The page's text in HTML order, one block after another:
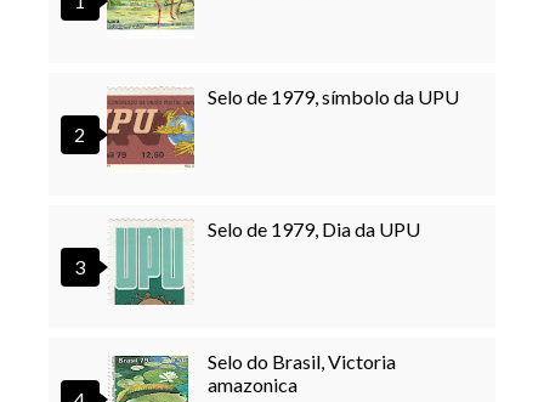
Selo de 1979, símbolo da UPU
Selo de 1979, Dia da UPU
Selo do Brasil, Victoria
amazonica